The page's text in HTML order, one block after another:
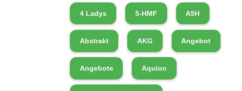
4 Ladys 5-HMF A5H
Abstrakt AKG Angebot
Angebote Aquion